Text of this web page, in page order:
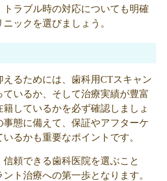
トラブル時の対応についても明確
ックを選びましょう。
るためには、歯科用CTスキャン
いるか、そして治療実績が豊富
しているかを必ず確認しましょ
事態に備えて、保証やアフターケ
るかも重要なポイントです。
頼できる歯科医院を選ぶこと
ト治療への第一歩となります。